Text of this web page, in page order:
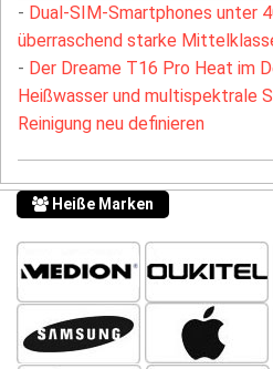
- Dual-SIM-Smartphones unter
überraschend starke
- Der Dreame T16 Pro Heat im
Heißwasser und multispektrale
Reinigung neu definieren
Heiße Marken